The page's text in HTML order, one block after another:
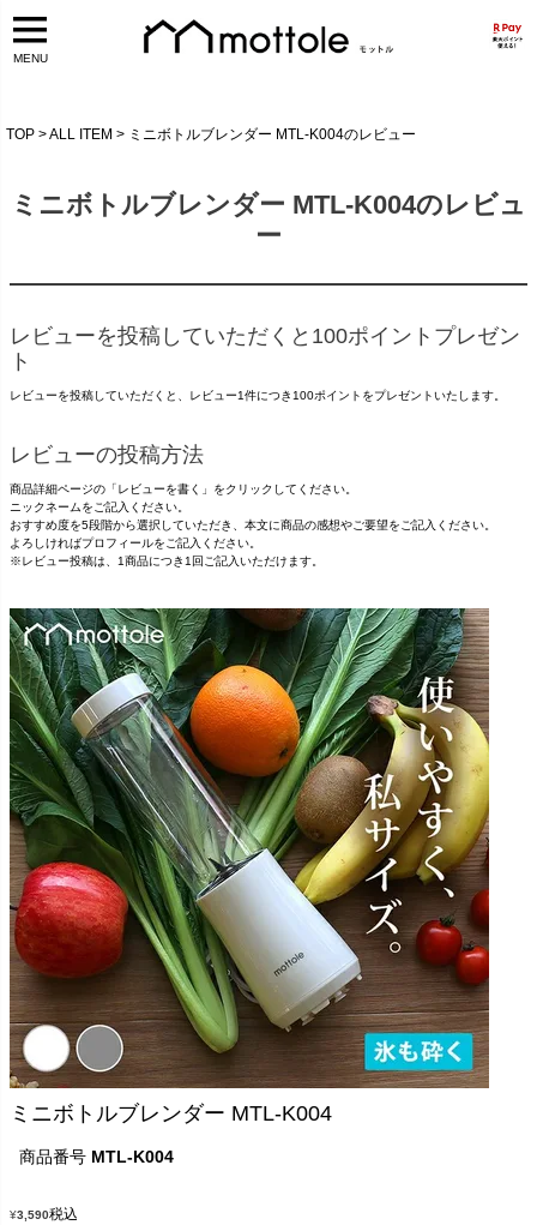
MENU
TOP ALL ITEM ミニボトルブレンダー MTL-K004のレビュー
ミニボトルブレンダー MTL-K004のレビュ
ー
レビューを投稿していただくと100ポイントプレゼン
ト
レビューを投稿していただくと、レビュー1件につき100ポイントをプレゼントいたします。
レビューの投稿方法
商品詳細ページの「レビューを書く」をクリックしてください。
ニックネームをご記入ください。
おすすめ度を5段階から選択していただき、本文に商品の感想やご要望をご記入ください。
よろしければプロフィールをご記入ください。
※レビュー投稿は、1商品につき1回ご記入いただけます。
ミニボトルブレンダー MTL-K004
商品番号 MTL-K004
¥3,590税込